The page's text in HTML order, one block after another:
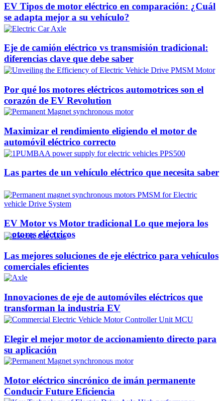
EV Tipos de motor eléctrico en comparación: ¿Cuál
se adapta mejor a su vehículo?
Eje de camión eléctrico vs transmisión tradicional:
diferencias clave que debe saber
Por qué los motores eléctricos automotrices son el
corazón de EV Revolution
Maximizar el rendimiento eligiendo el motor de
automóvil eléctrico correcto
Las partes de un vehículo eléctrico que necesita saber
EV Motor vs Motor tradicional Lo que mejora los
motores eléctricos
Las mejores soluciones de eje eléctrico para vehículos
comerciales eficientes
Innovaciones de eje de automóviles eléctricos que
transforman la industria EV
Elegir el mejor motor de accionamiento directo para
su aplicación
Motor eléctrico sincrónico de imán permanente
Conducir Future Eficiencia